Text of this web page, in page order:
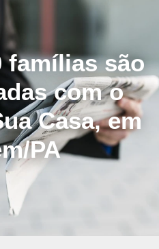
famílias são
com o
Casa, em
PA